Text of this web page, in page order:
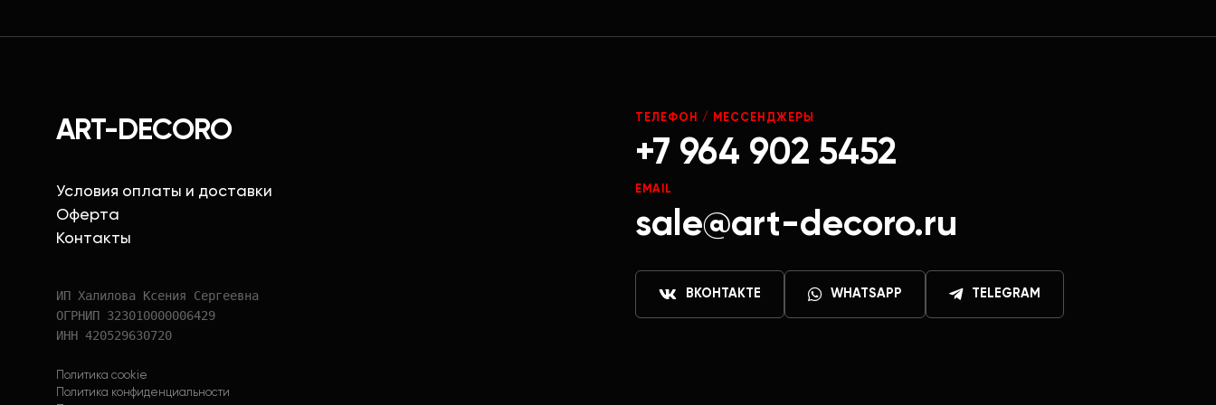
ART-DECORO
Условия оплаты и доставки
Оферта
Контакты
ИП Халилова Ксения Сергеевна
ОГРНИП 323010000006429
ИНН 420529630720
Политика cookie
Политика конфиденциальности
ТЕЛЕФОН / МЕССЕНДЖЕРЫ
+7 964 902 5452
EMAIL
sale@art-decoro.ru
ВКОНТАКТЕ WHATSAPP TELEGRAM